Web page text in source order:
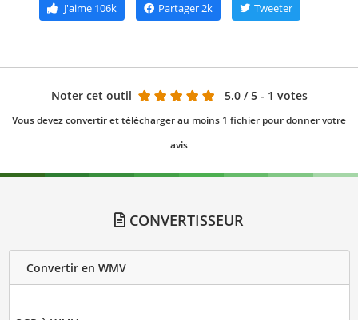
J'aime106k Partager2k Tweeter
Noter cet outil 5.0 / 5 - 1 votes
Vous devez convertir et télécharger au moins 1 fichier pour donner votre
avis
CONVERTISSEUR
Convertir en WMV